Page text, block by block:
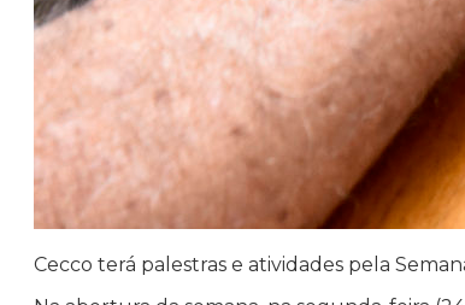
Cecco terá palestras e atividades pela